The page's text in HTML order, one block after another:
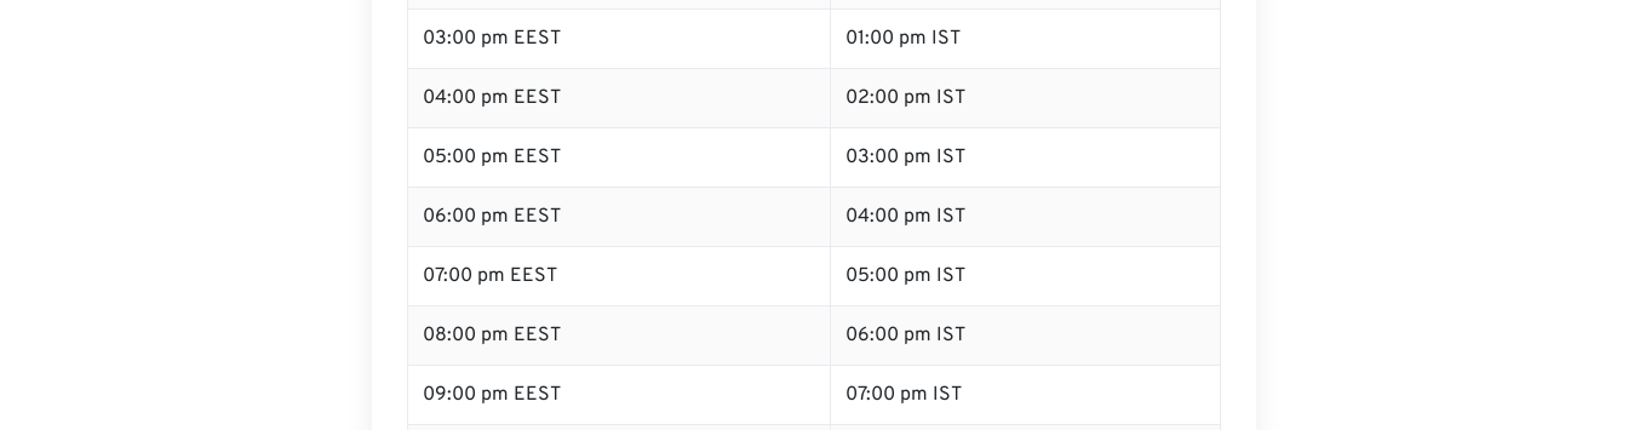
03:00 pm EEST 01:00 pm IST
04:00 pm EEST 02:00 pm IST
05:00 pm EEST 03:00 pm IST
06:00 pm EEST 04:00 pm IST
07:00 pm EEST 05:00 pm IST
08:00 pm EEST 06:00 pm IST
09:00 pm EEST 07:00 pm IST